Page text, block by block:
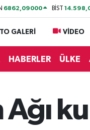
6862,09000 BİST
GALERİ VİDEO
HABERLER ÜLKE
Ağı